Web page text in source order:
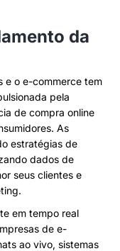
da
e o e-commerce tem
pela
de compra online
As
estratégias de
dados de
seus clientes e
em tempo real
de e-
ao vivo, sistemas